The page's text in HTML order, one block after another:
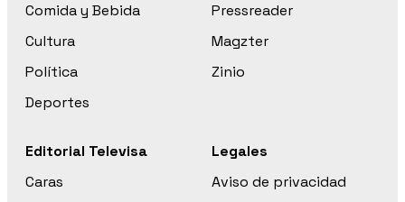
Comida y Bebida
Cultura
Política
Deportes
Pressreader
Magzter
Zinio
Editorial Televisa
Caras
Legales
Aviso de privacidad